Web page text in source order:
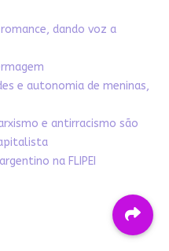
dando voz a
e autonomia de meninas,
e antirracismo são
na FLIPEI